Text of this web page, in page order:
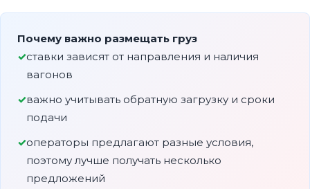
Почему важно размещать груз
ставки зависят от направления и наличия
вагонов
важно учитывать обратную загрузку и сроки
подачи
операторы предлагают разные условия,
поэтому лучше получать несколько
предложений